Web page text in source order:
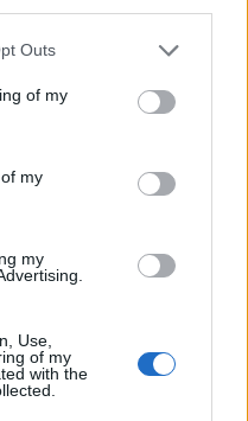
one or more Google
You may click to
its third-party tags to
in below Google
Outs
of my
my
my
Use,
of my
with the
Így a sokat szidott
időtöltéssé is
a világon elsőként és
alacsony ár;
kezelésmód;